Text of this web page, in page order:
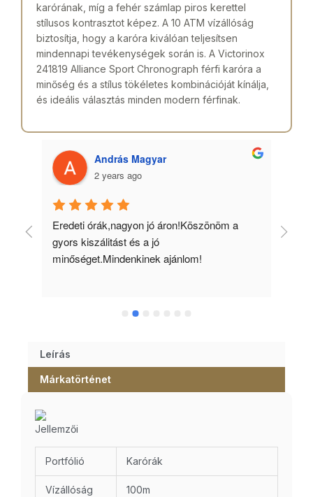
karórának, míg a fehér számlap piros kerettel
stílusos kontrasztot képez. A 10 ATM vízállóság
biztosítja, hogy a karóra kiválóan teljesítsen
mindennapi tevékenységek során is. A Victorinox
241819 Alliance Sport Chronograph férfi karóra a
minőség és a stílus tökéletes kombinációját kínálja,
és ideális választás minden modern férfinak.
András Magyar
2 years ago
Eredeti órák,nagyon jó áron!Köszönöm a
gyors kiszálitást és a jó
minőséget.Mindenkinek ajánlom!
Leírás
Márkatörténet
Jellemzői
Portfólió Karórák
Vízállóság 100m